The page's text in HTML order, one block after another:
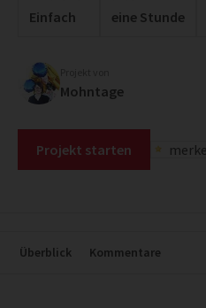
Einfach eine Stunde
Mohntage
Projekt starten
Überblick Kommentare